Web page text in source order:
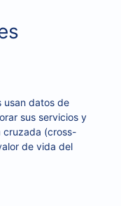
usan datos de
sus servicios y
cruzada (cross-
de vida del